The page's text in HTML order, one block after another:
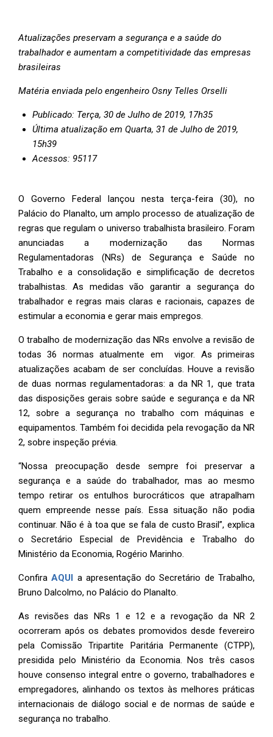
Atualizações preservam a segurança e a saúde do
trabalhador e aumentam a competitividade das empresas
brasileiras
Matéria enviada pelo engenheiro Osny Telles Orselli
Publicado: Terça, 30 de Julho de 2019, 17h35
Última atualização em Quarta, 31 de Julho de 2019,
15h39
Acessos: 95117
O Governo Federal lançou nesta terça-feira (30), no
Palácio do Planalto, um amplo processo de atualização de
regras que regulam o universo trabalhista brasileiro. Foram
anunciadas a modernização das Normas
Regulamentadoras (NRs) de Segurança e Saúde no
Trabalho e a consolidação e simplificação de decretos
trabalhistas. As medidas vão garantir a segurança do
trabalhador e regras mais claras e racionais, capazes de
estimular a economia e gerar mais empregos.
O trabalho de modernização das NRs envolve a revisão de
todas 36 normas atualmente em vigor. As primeiras
atualizações acabam de ser concluídas. Houve a revisão
de duas normas regulamentadoras: a da NR 1, que trata
das disposições gerais sobre saúde e segurança e da NR
12, sobre a segurança no trabalho com máquinas e
equipamentos. Também foi decidida pela revogação da NR
2, sobre inspeção prévia.
“Nossa preocupação desde sempre foi preservar a
segurança e a saúde do trabalhador, mas ao mesmo
tempo retirar os entulhos burocráticos que atrapalham
quem empreende nesse país. Essa situação não podia
continuar. Não é à toa que se fala de custo Brasil”, explica
o Secretário Especial de Previdência e Trabalho do
Ministério da Economia, Rogério Marinho.
ConfiraAQUI
a apresentação do Secretário de Trabalho,
Bruno Dalcolmo, no Palácio do Planalto.
As revisões das NRs 1 e 12 e a revogação da NR 2
ocorreram após os debates promovidos desde fevereiro
pela Comissão Tripartite Paritária Permanente (CTPP),
presidida pelo Ministério da Economia. Nos três casos
houve consenso integral entre o governo, trabalhadores e
empregadores, alinhando os textos às melhores práticas
internacionais de diálogo social e de normas de saúde e
segurança no trabalho.